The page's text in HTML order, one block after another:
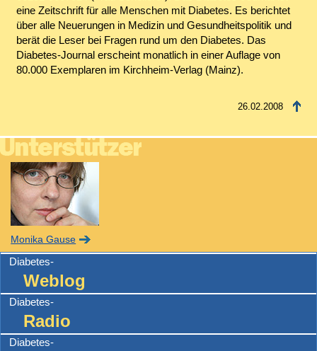
eine Zeitschrift für alle Menschen mit Diabetes. Es berichtet
über alle Neuerungen in Medizin und Gesundheitspolitik und
berät die Leser bei Fragen rund um den Diabetes. Das
Diabetes-Journal erscheint monatlich in einer Auflage von
80.000 Exemplaren im Kirchheim-Verlag (Mainz).
26.02.2008
Monika Gause
Diabetes-
Weblog
Diabetes-
Radio
Diabetes-